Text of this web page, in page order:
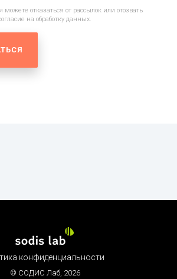
отказаться от рассылок или отозвать
на обработку данных.
конфиденциальности
© СОДИС Лаб, 2026